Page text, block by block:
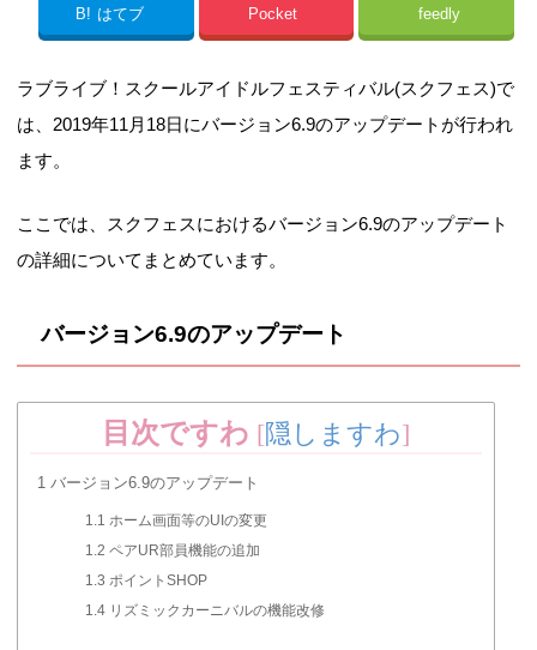
B! はてブ Pocket feedly
ラブライブ！スクールアイドルフェスティバル(スクフェス)で
は、2019年11月18日にバージョン6.9のアップデートが行われ
ます。
ここでは、スクフェスにおけるバージョン6.9のアップデート
の詳細についてまとめています。
バージョン6.9のアップデート
目次ですわ [隠しますわ]
1 バージョン6.9のアップデート
1.1 ホーム画面等のUIの変更
1.2 ペアUR部員機能の追加
1.3 ポイントSHOP
1.4リズミックカーニバルの機能改修